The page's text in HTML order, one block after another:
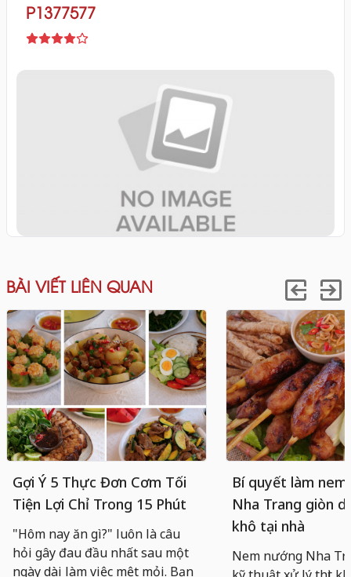
P1377577
BÀI VIẾT LIÊN QUAN
Gợi Ý 5 Thực Đơn Cơm Tối
Tiện Lợi Chỉ Trong 15 Phút
"Hôm nay ăn gì?" luôn là câu
hỏi gây đau đầu nhất sau một
ngày dài làm việc mệt mỏi. Bạn
Bí quyết làm
Nha Trang giòn
khô tại nhà
Nem nướng Nha